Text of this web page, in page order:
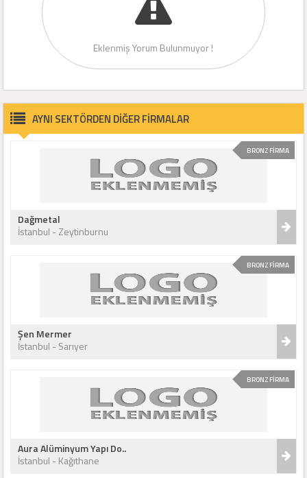
Eklenmiş Yorum Bulunmuyor !
AYNI SEKTÖRDEN DİĞER FİRMALAR
BRONZ FİRMA
Dağmetal
İstanbul - Zeytinburnu
BRONZ FİRMA
Şen Mermer
İstanbul - Sarıyer
BRONZ FİRMA
Aura Alüminyum Yapı Do..
İstanbul - Kağıthane